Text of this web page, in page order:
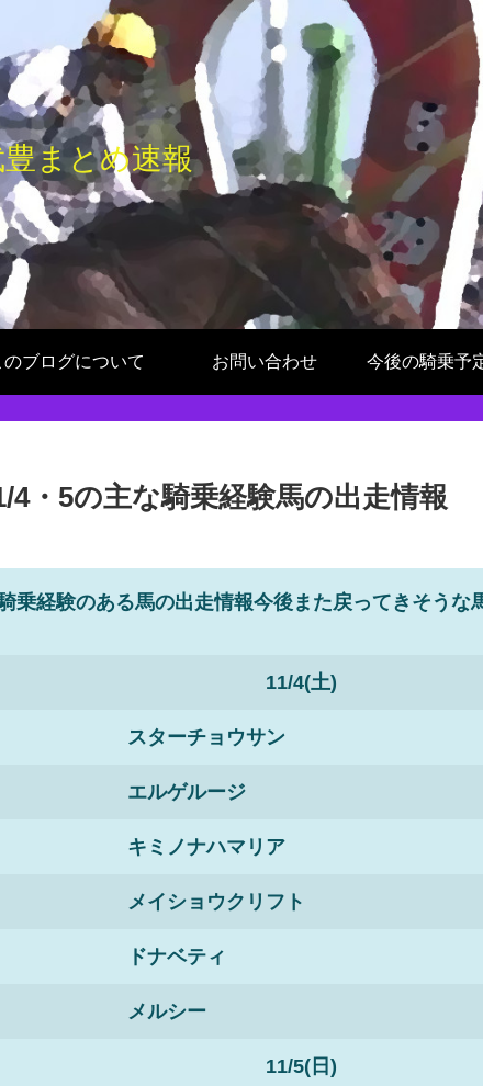
まとめ速報
のブログについて お問い合わせ 今後の騎乗予
4・5の主な騎乗経験馬の出走情報
乗経験のある馬の出走情報今後また戻ってきそうな
11/4(土)
スターチョウサン
エルゲルージ
キミノナハマリア
メイショウクリフト
ドナベティ
メルシー
11/5(日)